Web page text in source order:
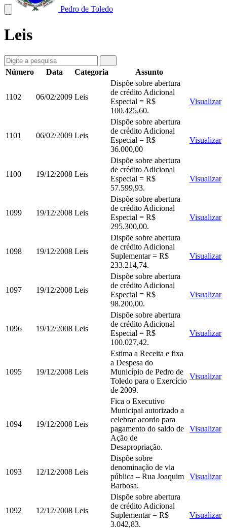
Pedro de Toledo
Leis
Número Data Categoria Assunto
1102 06/02/2009 Leis
Dispõe sobre abertura
de crédito Adicional
Especial = R$
100.425,60.
Visualizar
1101 06/02/2009 Leis
Dispõe sobre abertura
de crédito Adicional
Especial = R$
36.000,00
Visualizar
1100 19/12/2008 Leis
Dispõe sobre abertura
de crédito Adicional
Especial = R$
57.599,93.
Visualizar
1099 19/12/2008 Leis
Dispõe sobre abertura
de crédito Adicional
Especial = R$
295.300,00.
Visualizar
1098 19/12/2008 Leis
Dispõe sobre abertura
de crédito Adicional
Suplementar = R$
233.214,74.
Visualizar
1097 19/12/2008 Leis
Dispõe sobre abertura
de crédito Adicional
Especial = R$
98.200,00.
Visualizar
1096 19/12/2008 Leis
Dispõe sobre abertura
de crédito Adicional
Especial = R$
100.027,42.
Visualizar
1095 19/12/2008 Leis
Estima a Receita e fixa
a Despesa do
Município de Pedro de
Toledo para o Exercício
de 2009.
Visualizar
1094 19/12/2008 Leis
Fica o Executivo
Municipal autorizado a
celebrar acordo para
pagamento do saldo de
Ação de
Desapropriação.
Visualizar
1093 12/12/2008 Leis
Dispõe sobre
denominação de via
pública – Rua Joaquim
Barbosa.
Visualizar
1092 12/12/2008 Leis
Dispõe sobre abertura
de crédito Adicional
Suplementar = R$
3.042,83.
Visualizar